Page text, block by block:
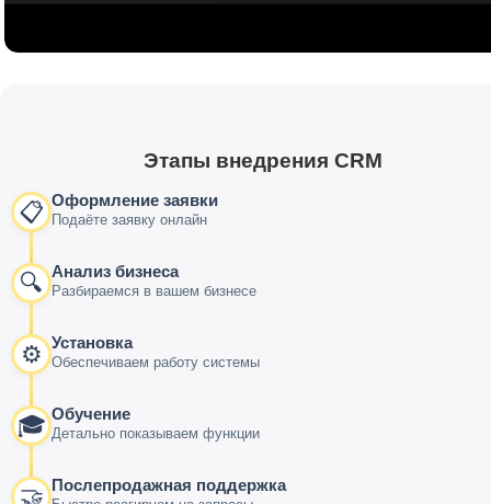
Этапы внедрения CRM
📋 Оформление заявки
Подаёте заявку онлайн
🔍 Анализ бизнеса
Разбираемся в вашем бизнесе
⚙️ Установка
Обеспечиваем работу системы
🎓 Обучение
Детально показываем функции
🤝 Послепродажная поддержка